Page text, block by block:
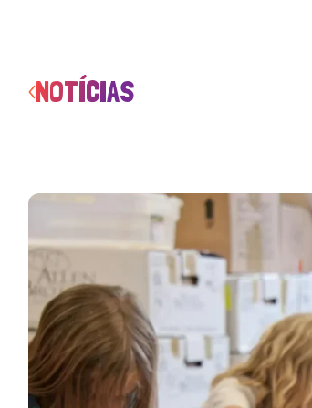
NOTÍCIAS